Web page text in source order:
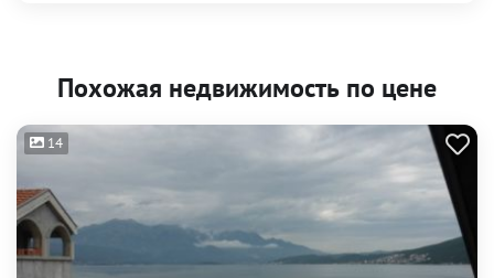
Похожая недвижимость по цене
14